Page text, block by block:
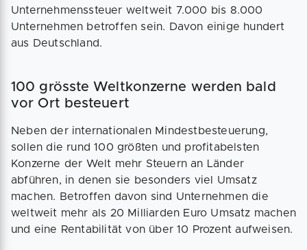
Unternehmenssteuer weltweit 7.000 bis 8.000
Unternehmen betroffen sein. Davon einige hundert
aus Deutschland.
100 grösste Weltkonzerne werden bald
vor Ort besteuert
Neben der internationalen Mindestbesteuerung,
sollen die rund 100 größten und profitabelsten
Konzerne der Welt mehr Steuern an Länder
abführen, in denen sie besonders viel Umsatz
machen. Betroffen davon sind Unternehmen die
weltweit mehr als 20 Milliarden Euro Umsatz machen
und eine Rentabilität von über 10 Prozent aufweisen.